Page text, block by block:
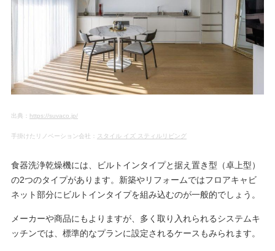
出典： https://suvaco.jp/
手掛けたリノベーション会社： スタイル イズ スティルリビング
食器洗浄乾燥機には、ビルトインタイプと据え置き型（卓上型）
の2つのタイプがあります。新築やリフォームではフロアキャビ
ネット部分にビルトインタイプを組み込むのが一般的でしょう。
メーカーや商品にもよりますが、多く取り入れられるシステムキ
ッチンでは、標準的なプランに設定されるケースもみられます。